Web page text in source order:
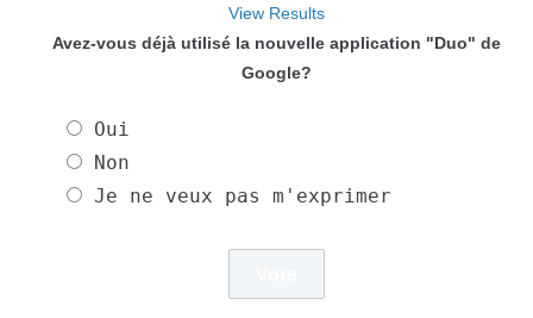
View Results
Avez-vous déjà utilisé la nouvelle application "Duo" de
Google?
Oui
Non
Je ne veux pas m'exprimer